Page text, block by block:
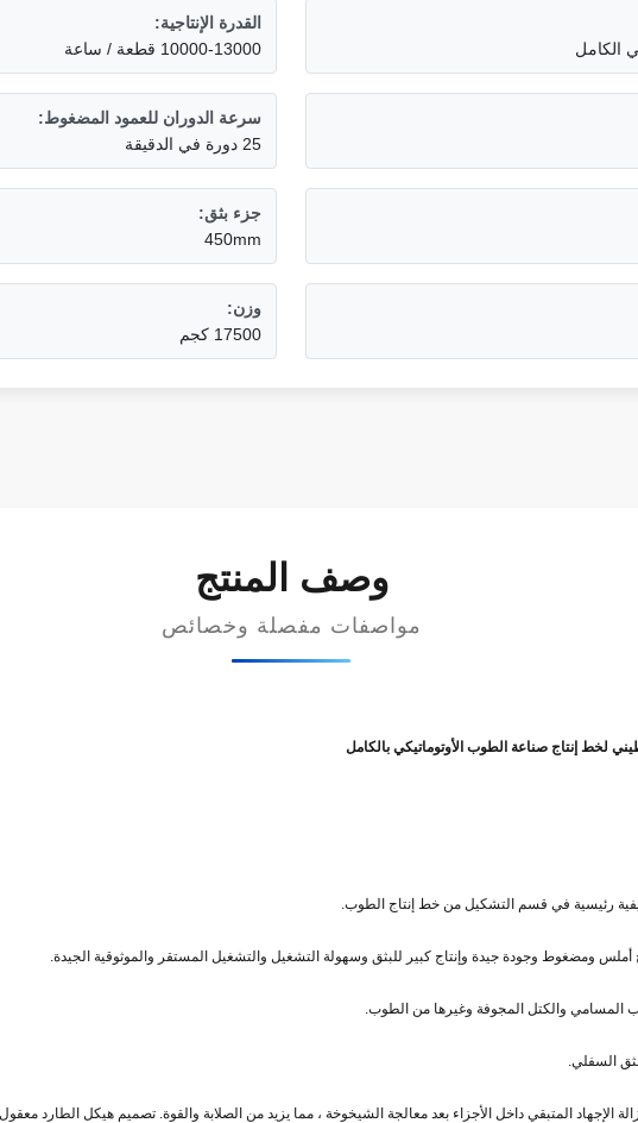
الكامل
القدرة الإنتاجية:
10000-13000 قطعة / ساعة
سرعة الدوران للعمود المضغوط:
25 دورة في الدقيقة
جزء بثق:
450mm
وزن:
17500 كجم
وصف المنتج
مواصفات مفصلة وخصائص
رئيسية في قسم التشكيل من خط إنتاج الطوب.
ومضغوط وجودة جيدة وإنتاج كبير للبثق وسهولة التشغيل والتشغيل المستقر والموثوقية الجيدة.
المسامي والكتل المجوفة وغيرها من الطوب.
السفلي.
الإجهاد المتبقي داخل الأجزاء بعد معالجة الشيخوخة ، مما يزيد من الصلابة والقوة. تصميم هيكل